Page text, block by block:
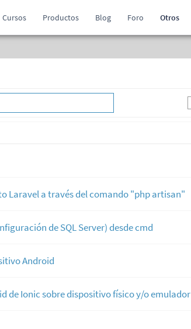
Cursos Productos Blog Foro Otros
Laravel a través del comando "php artisan"
de SQL Server) desde cmd
Android
de Ionic sobre dispositivo físico y/o emulador